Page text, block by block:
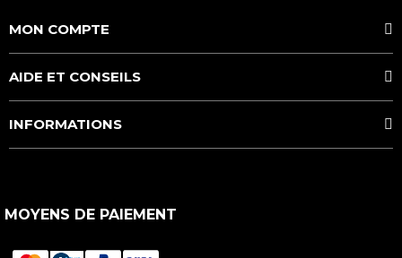
MON COMPTE
AIDE ET CONSEILS
INFORMATIONS
MOYENS DE PAIEMENT